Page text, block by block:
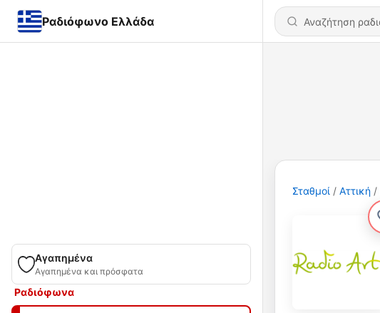
Ραδιόφωνο Ελλάδα
Αγαπημένα
Αγαπημένα και πρόσφατα
Ραδιόφωνα
Σταθμοί Αττική